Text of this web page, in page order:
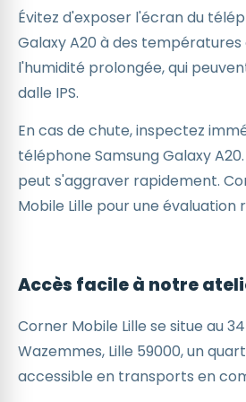
Évitez d'exposer l'écran du
Galaxy A20 à des
l'humidité prolongée, qui
dalle IPS.
En cas de chute, inspectez
téléphone Samsung Galaxy
peut s'aggraver rapidement.
Mobile Lille pour une évaluation
Accès facile à notre
Corner Mobile Lille se situe au
Wazemmes, Lille 59000, un
accessible en transports en